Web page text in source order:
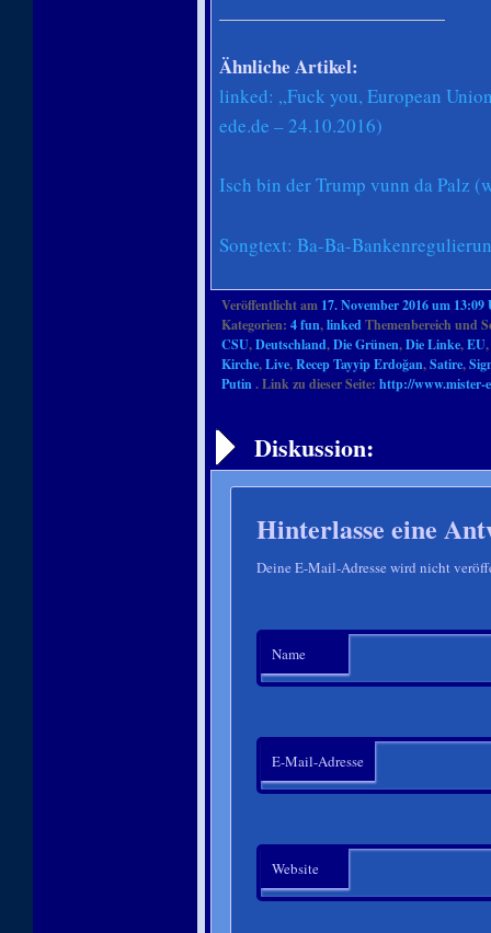
Ähnliche Artikel:
linked: „Fuck you, European
ede.de – 24.10.2016)
Isch bin der Trump vunn da Palz
Songtext: Ba-Ba-
Veröffentlicht am 17. November 2016 um 13:09
Kategorien: 4 fun,linkedThemenbereich und
CSU,Deutschland,Die Grünen,Die Linke,EU,
Kirche,Live,Recep Tayyip Erdoğan,Satire,
Putin. Link zu dieser Seite: http://www.mister-
Diskussion:
Hinterlasse eine
Deine E-Mail-Adresse wird nicht
Name
E-Mail-Adresse
Website